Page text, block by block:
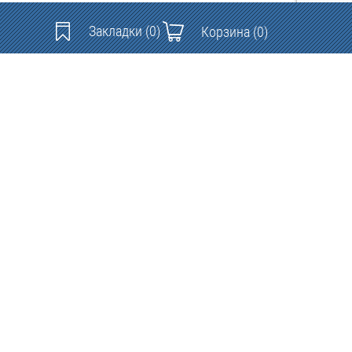
Закладки(0) Корзина(0)